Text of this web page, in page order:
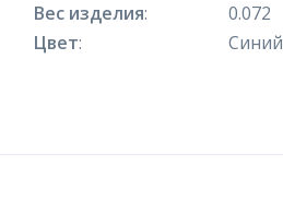
Вес изделия:
0.072
Цвет: Синий